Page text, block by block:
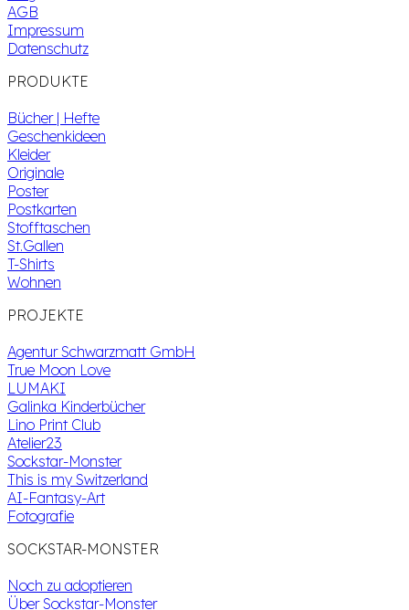
AGB
Impressum
Datenschutz
PRODUKTE
Bücher | Hefte
Geschenkideen
Kleider
Originale
Poster
Postkarten
Stofftaschen
St.Gallen
T-Shirts
Wohnen
PROJEKTE
Agentur Schwarzmatt GmbH
True Moon Love
LUMAKI
Galinka Kinderbücher
Lino Print Club
Atelier23
Sockstar-Monster
This is my Switzerland
AI-Fantasy-Art
Fotografie
SOCKSTAR-MONSTER
Noch zu adoptieren
Über Sockstar-Monster